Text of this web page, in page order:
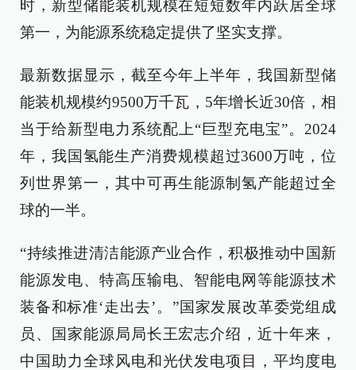
时，新型储能装机规模在短短数年内跃居全球
第一，为能源系统稳定提供了坚实支撑。
最新数据显示，截至今年上半年，我国新型储
能装机规模约9500万千瓦，5年增长近30倍，相
当于给新型电力系统配上“巨型充电宝”。2024
年，我国氢能生产消费规模超过3600万吨，位
列世界第一，其中可再生能源制氢产能超过全
球的一半。
“持续推进清洁能源产业合作，积极推动中国新
能源发电、特高压输电、智能电网等能源技术
装备和标准‘走出去’。”国家发展改革委党组成
员、国家能源局局长王宏志介绍，近十年来，
中国助力全球风电和光伏发电项目，平均度电